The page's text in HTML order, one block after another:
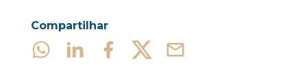
Compartilhar